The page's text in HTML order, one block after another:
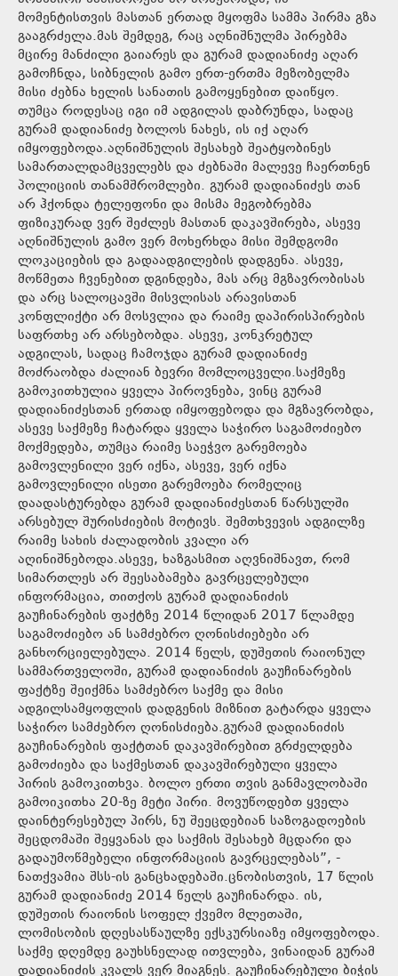
მომენტისთვის მასთან ერთად მყოფმა სამმა პირმა გზა
გააგრძელა.მას შემდეგ, რაც აღნიშნულმა პირებმა
მცირე მანძილი გაიარეს და გურამ დადიანიძე აღარ
გამოჩნდა, სიბნელის გამო ერთ-ერთმა მეზობელმა
მისი ძებნა ხელის სანათის გამოყენებით დაიწყო.
თუმცა როდესაც იგი იმ ადგილას დაბრუნდა, სადაც
გურამ დადიანიძე ბოლოს ნახეს, ის იქ აღარ
იმყოფებოდა.აღნიშნულის შესახებ შეატყობინეს
სამართალდამცველებს და ძებნაში მალევე ჩაერთნენ
პოლიციის თანამშრომლები. გურამ დადიანიძეს თან
არ ჰქონდა ტელეფონი და მისმა მეგობრებმა
ფიზიკურად ვერ შეძლეს მასთან დაკავშირება, ასევე
აღნიშნულის გამო ვერ მოხერხდა მისი შემდგომი
ლოკაციების და გადაადგილების დადგენა. ასევე,
მოწმეთა ჩვენებით დგინდება, მას არც მგზავრობისას
და არც სალოცავში მისვლისას არავისთან
კონფლიქტი არ მოსვლია და რაიმე დაპირისპირების
საფრთხე არ არსებობდა. ასევე, კონკრეტულ
ადგილას, სადაც ჩამოჯდა გურამ დადიანიძე
მოძრაობდა ძალიან ბევრი მომლოცველი.საქმეზე
გამოკითხულია ყველა პიროვნება, ვინც გურამ
დადიანიძესთან ერთად იმყოფებოდა და მგზავრობდა,
ასევე საქმეზე ჩატარდა ყველა საჭირო საგამოძიებო
მოქმედება, თუმცა რაიმე საეჭვო გარემოება
გამოვლენილი ვერ იქნა, ასევე, ვერ იქნა
გამოვლენილი ისეთი გარემოება რომელიც
დაადასტურებდა გურამ დადიანიძესთან წარსულში
არსებულ შურისძიების მოტივს. შემთხვევის ადგილზე
რაიმე სახის ძალადობის კვალი არ
აღინიშნებოდა.ასევე, ხაზგასმით აღვნიშნავთ, რომ
სიმართლეს არ შეესაბამება გავრცელებული
ინფორმაცია, თითქოს გურამ დადიანიძის
გაუჩინარების ფაქტზე 2014 წლიდან 2017 წლამდე
საგამოძიებო ან სამძებრო ღონისძიებები არ
განხორციელებულა. 2014 წელს, დუშეთის რაიონულ
სამმართველოში, გურამ დადიანიძის გაუჩინარების
ფაქტზე შეიქმნა სამძებრო საქმე და მისი
ადგილსამყოფლის დადგენის მიზნით გატარდა ყველა
საჭირო სამძებრო ღონისძიება.გურამ დადიანიძის
გაუჩინარების ფაქტთან დაკავშირებით გრძელდება
გამოძიება და საქმესთან დაკავშირებული ყველა
პირის გამოკითხვა. ბოლო ერთი თვის განმავლობაში
გამოიკითხა 20-ზე მეტი პირი. მოვუწოდებთ ყველა
დაინტერესებულ პირს, ნუ შეეცდებიან საზოგადოების
შეცდომაში შეყვანას და საქმის შესახებ მცდარი და
გადაუმოწმებელი ინფორმაციის გავრცელებას”, -
ნათქვამია შსს-ის განცხადებაში.ცნობისთვის, 17 წლის
გურამ დადიანიძე 2014 წელს გაუჩინარდა. ის,
დუშეთის რაიონის სოფელ ქვემო მლეთაში,
ლომისობის დღესასწაულზე ექსკურსიაზე იმყოფებოდა.
საქმე დღემდე გაუხსნელად ითვლება, ვინაიდან გურამ
დადიანიძის კვალს ვერ მიაგნეს. გაუჩინარებული ბიჭის